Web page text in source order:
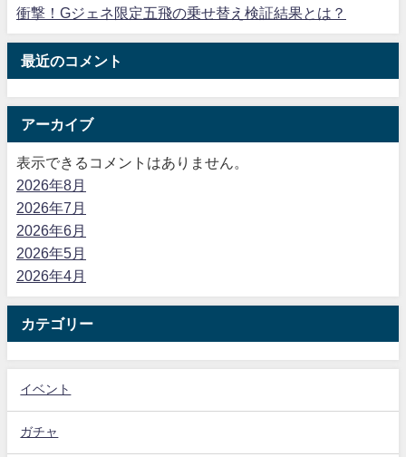
衝撃！Gジェネ限定五飛の乗せ替え検証結果とは？
最近のコメント
アーカイブ
表示できるコメントはありません。
2026年8月
2026年7月
2026年6月
2026年5月
2026年4月
カテゴリー
イベント
ガチャ